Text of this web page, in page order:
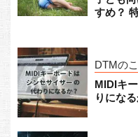
すめ？
DTMの
MIDIキ
りにな